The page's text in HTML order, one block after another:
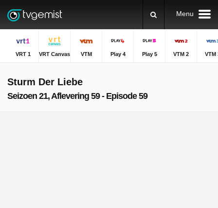
Menu
VRT 1 VRT Canvas VTM Play 4 Play 5 VTM 2 VTM
Sturm Der Liebe
Seizoen 21, Aflevering 59 - Episode 59